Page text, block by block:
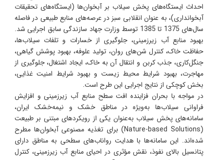
احداث ایستگاه‌های پخش سیلاب بر آبخوان‌ها (ایستگاه‌های تحقیقات
آبخوانداری)، به عنوان انقلابی سبز در عرصه‌های منابع طبیعی در فاصله
سال‌های 1375 تا 1385 توسط وزارت جهاد سازندگی سابق اجرایی شد.
بهبود منابع آب زیرزمینی، جلوگیری از خسارات و تلفات سیلاب‌ها،
حفاظت خاک، کنترل شن‌های روان، تولید علوفه، بهبود پوشش گیاهی،
جنگل‌کاری، جذب کربن و انتقال آن به خاک، ایجاد اشتغال، جلوگیری از
مهاجرت، بهبود شرایط محیط زیست و بهبود شرایط امنیت غذایی،
بخش کوچکی از نتایج اجرایی این طرح است.
در مواجه با بحران‌ فزاینده افت سطح منابع آب زیرزمینی و افزایش
فراوانی سیلاب‌ها به‌ویژه در مناطق خشک و نیمه‌خشک ایران،
سامانه‌های پخش سیلاب به‌عنوان یکی از رویکردهای مبتنی بر طبیعت
(Nature-based Solutions) برای تغذیه مصنوعی آبخوان‌ها مطرح
شده‌اند. این سامانه‌ها با هدایت رواناب‌های سطحی به مناطق دارای
پتانسیل بالای نفوذ، نقش مؤثری در احیای منابع آب زیرزمینی، کنترل